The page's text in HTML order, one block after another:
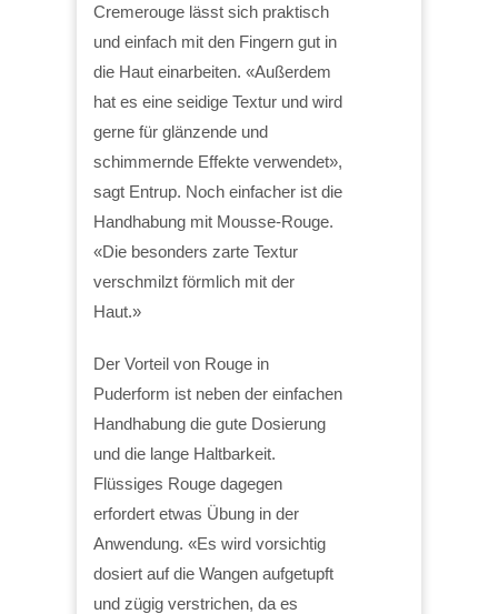
Cremerouge lässt sich praktisch
und einfach mit den Fingern gut in
die Haut einarbeiten. «Außerdem
hat es eine seidige Textur und wird
gerne für glänzende und
schimmernde Effekte verwendet»,
sagt Entrup. Noch einfacher ist die
Handhabung mit Mousse-Rouge.
«Die besonders zarte Textur
verschmilzt förmlich mit der
Haut.»
Der Vorteil von Rouge in
Puderform ist neben der einfachen
Handhabung die gute Dosierung
und die lange Haltbarkeit.
Flüssiges Rouge dagegen
erfordert etwas Übung in der
Anwendung. «Es wird vorsichtig
dosiert auf die Wangen aufgetupft
und zügig verstrichen, da es